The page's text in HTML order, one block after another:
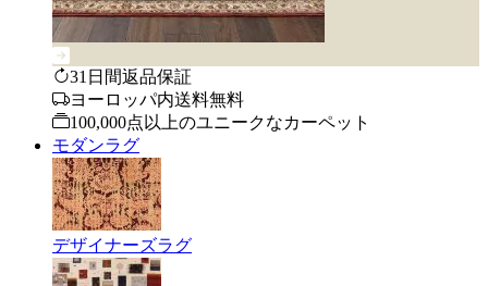
31日間返品保証
ヨーロッパ内送料無料
100,000点以上のユニークなカーペット
モダンラグ
デザイナーズラグ